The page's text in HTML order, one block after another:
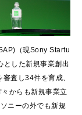
（現Sony Startu
した新規事業創出
査し34件を育成、
からも新規事業立
ニーの外でも新規